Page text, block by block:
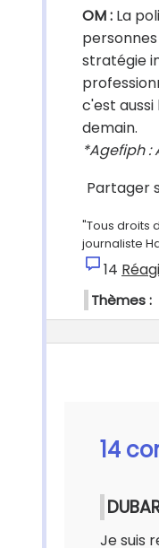
OM : La
stratégie
c'est
demain.
*Agefiph :
Partager
"Tous droits
journaliste
14
Thèmes :
14
Je suis